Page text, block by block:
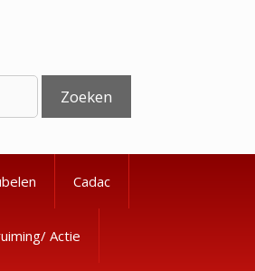
Zoeken
Cadac
Actie